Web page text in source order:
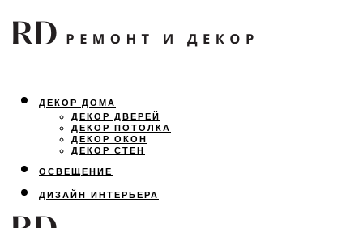
ДЕКОР ДОМА
ДЕКОР ДВЕРЕЙ
ДЕКОР ПОТОЛКА
ДЕКОР ОКОН
ДЕКОР СТЕН
ОСВЕЩЕНИЕ
ДИЗАЙН ИНТЕРЬЕРА
ЛАНДШАФТНЫЙ ДИЗАЙН